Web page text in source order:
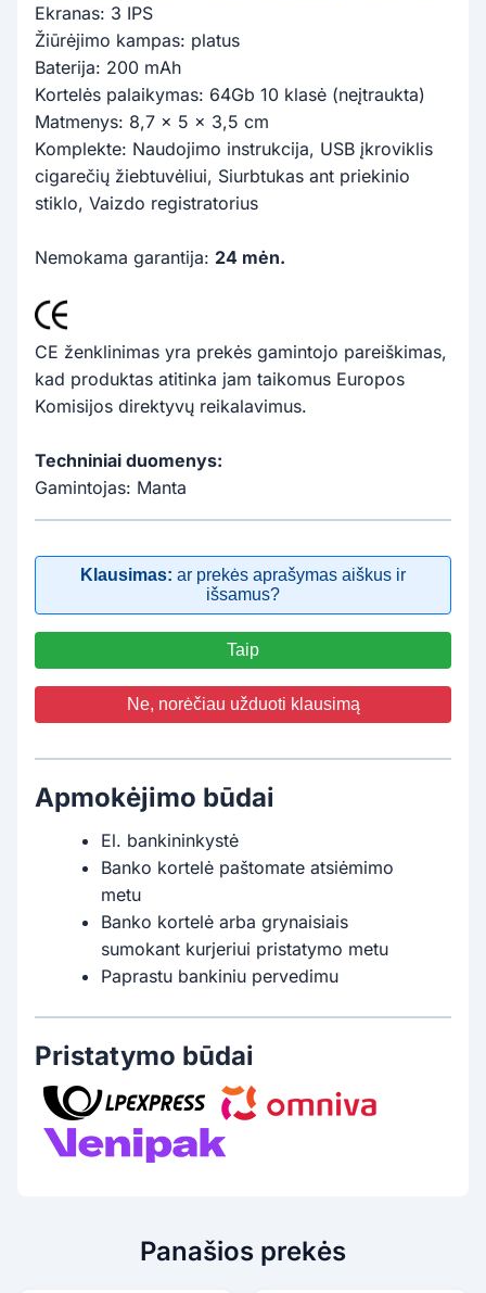
Ekranas: 3 IPS
Žiūrėjimo kampas: platus
Baterija: 200 mAh
Kortelės palaikymas: 64Gb 10 klasė (neįtraukta)
Matmenys: 8,7 x 5 x 3,5 cm
Komplekte: Naudojimo instrukcija, USB įkroviklis
cigarečių žiebtuvėliui, Siurbtukas ant priekinio
stiklo, Vaizdo registratorius
Nemokama garantija: 24 mėn.
CE ženklinimas yra prekės gamintojo pareiškimas,
kad produktas atitinka jam taikomus Europos
Komisijos direktyvų reikalavimus.
Techniniai duomenys:
Gamintojas: Manta
Klausimas: ar prekės aprašymas aiškus ir
išsamus?
Taip
Ne, norėčiau užduoti klausimą
Apmokėjimo būdai
El. bankininkystė
Banko kortelė paštomate atsiėmimo
metu
Banko kortelė arba grynaisiais
sumokant kurjeriui pristatymo metu
Paprastu bankiniu pervedimu
Pristatymo būdai
Panašios prekės